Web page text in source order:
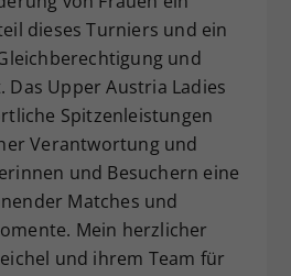
dieses Turniers und ein
und
Das Upper Austria Ladies
Spitzenleistungen
Verantwortung und
und Besuchern eine
Matches und
Mein herzlicher
und ihrem Team für